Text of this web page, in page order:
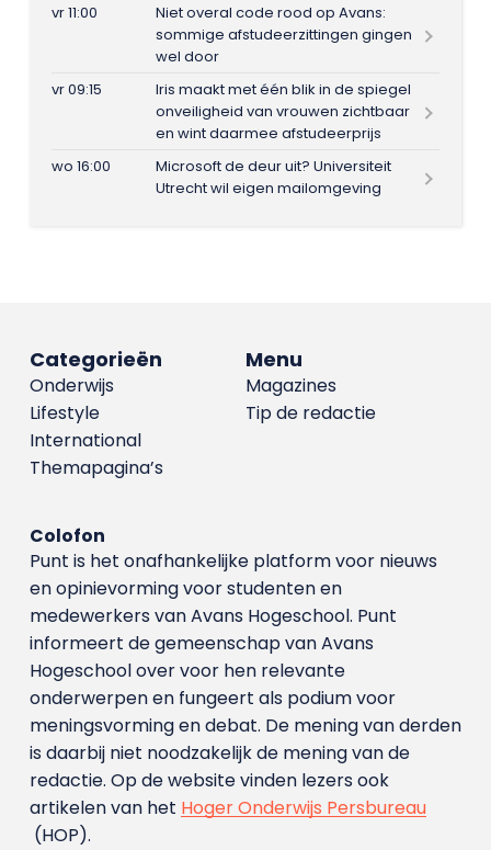
vr 11:00
Niet overal code rood op Avans:
sommige afstudeerzittingen gingen
wel door
vr 09:15
Iris maakt met één blik in de spiegel
onveiligheid van vrouwen zichtbaar
en wint daarmee afstudeerprijs
wo 16:00
Microsoft de deur uit? Universiteit
Utrecht wil eigen mailomgeving
Menu
Magazines
Tip de redactie
Categorieën
Onderwijs
Lifestyle
International
Themapagina’s
Colofon
Punt is het onafhankelijke platform voor nieuws
en opinievorming voor studenten en
medewerkers van Avans Hoge­school. Punt
informeert de gemeenschap van Avans
Hogeschool over voor hen relevante
onderwerpen en fungeert als podium voor
meningsvorming en debat. De mening van derden
is daarbij niet noodzakelijk de mening van de
redactie. Op de website vinden lezers ook
artikelen van het Hoger Onderwijs Persbureau
(HOP).